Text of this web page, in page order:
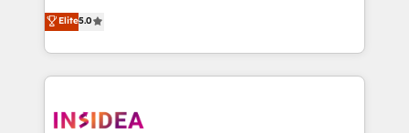
experienced and fully accredited HubSpot Solutions
Partner. 🚀 With 2,750+ HubSpot projects delivered
and 370+ specialists across EMEA, APAC and NAM,
we de-risk complex CRM programmes and
multi-region migrations to AI-powered automation,
Elite5.0